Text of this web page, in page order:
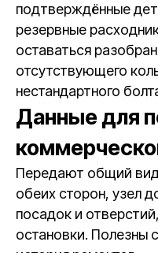
подтверждённые
резервные
оставаться
отсутствующего
нестандартного
Данные для
Передают общий
обеих сторон, узел
посадок и
остановки. Полезны